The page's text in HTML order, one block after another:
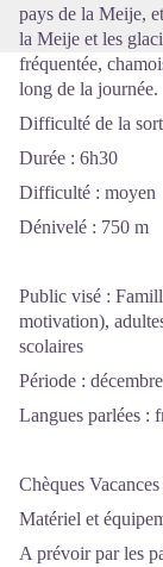
pays de la Meije,
la Meije et les
fréquentée,
long de la journée.
Difficulté de la
Durée : 6h30
Difficulté : moyen
Dénivelé : 750 m
Public visé :
motivation),
scolaires
Période :
Langues parlées :
Chèques
Matériel et
A prévoir par les